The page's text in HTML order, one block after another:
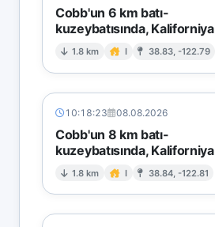
Cobb'un 6 km batı-
kuzeybatısında, Kaliforniya
1.8 km I 38.83, -122.79
10:18:23 08.08.2026
Cobb'un 8 km batı-
kuzeybatısında, Kaliforniya
1.8 km I 38.84, -122.81